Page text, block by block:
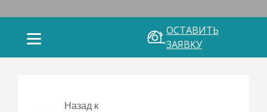
ОСТАВИТЬ
ЗАЯВКУ
Назад к